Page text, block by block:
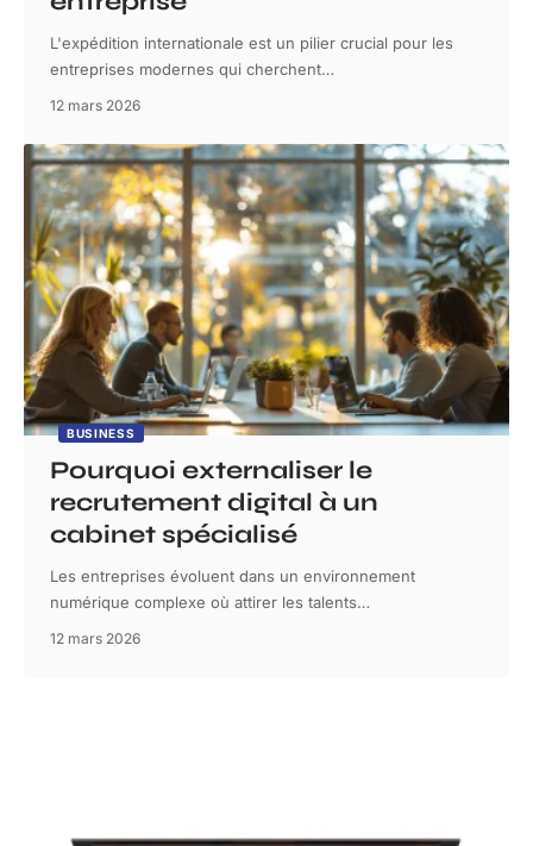
L'expédition internationale est un pilier crucial pour les
entreprises modernes qui cherchent…
12 mars 2026
BUSINESS
Pourquoi externaliser le
recrutement digital à un
cabinet spécialisé
Les entreprises évoluent dans un environnement
numérique complexe où attirer les talents…
12 mars 2026